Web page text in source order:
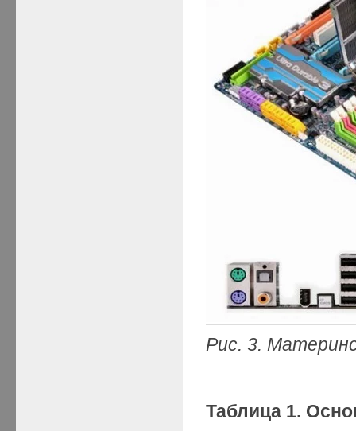
Рис. 3.
Таблица 1.